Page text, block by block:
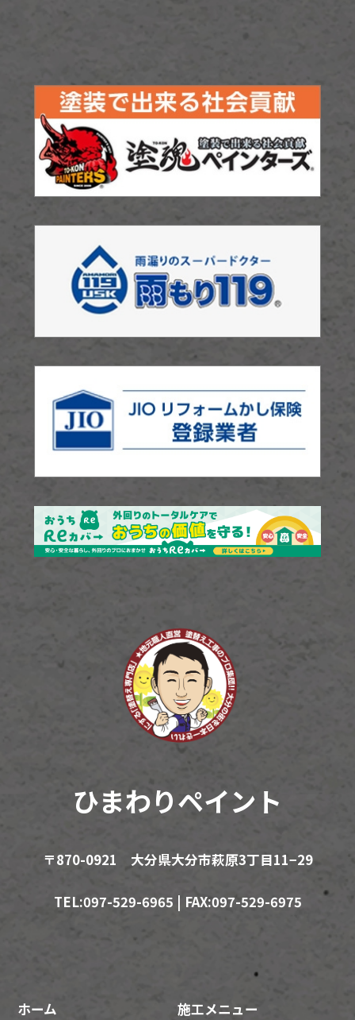
ひまわりペイント
〒870-0921 大分県大分市萩原3丁目11−29
TEL:097-529-6965 | FAX:097-529-6975
ホーム 施工メニュー